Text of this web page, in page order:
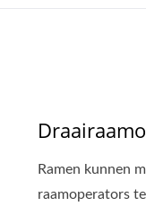
Ramen kunnen
raamoperators